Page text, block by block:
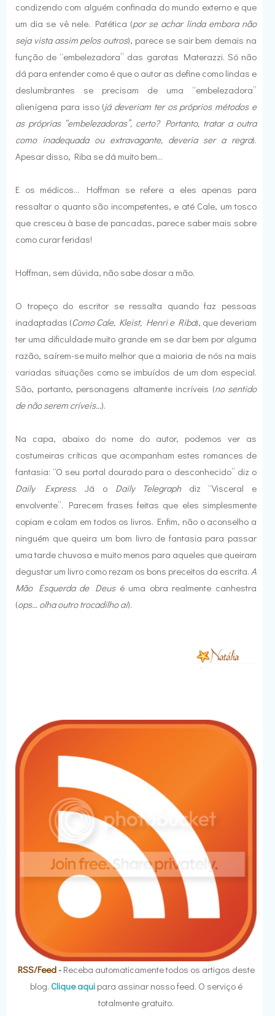
condizendo com alguém confinada do mundo externo e que
um dia se vê nele. Patética (por se achar linda embora não
seja vista assim pelos outros), parece se sair bem demais na
função de “embelezadora” das garotas Materazzi. Só não
dá para entender como é que o autor as define como lindas e
deslumbrantes se precisam de uma “embelezadora”
alienígena para isso (já deveriam ter os próprios métodos e
as próprias “embelezadoras”, certo? Portanto, tratar a outra
como inadequada ou extravagante, deveria ser a regra).
Apesar disso, Riba se dá muito bem...
E os médicos... Hoffman se refere a eles apenas para
ressaltar o quanto são incompetentes, e até Cale, um tosco
que cresceu à base de pancadas, parece saber mais sobre
como curar feridas!
Hoffman, sem dúvida, não sabe dosar a mão.
O tropeço do escritor se ressalta quando faz pessoas
inadaptadas (Como Cale, Kleist, Henri e Riba), que deveriam
ter uma dificuldade muito grande em se dar bem por alguma
razão, saírem-se muito melhor que a maioria de nós na mais
variadas situações como se imbuídos de um dom especial.
São, portanto, personagens altamente incríveis (no sentido
de não serem críveis...).
Na capa, abaixo do nome do autor, podemos ver as
costumeiras críticas que acompanham estes romances de
fantasia: “O seu portal dourado para o desconhecido” diz o
Daily Express. Já o Daily Telegraphdiz “Visceral e
envolvente”. Parecem frases feitas que eles simplesmente
copiam e colam em todos os livros. Enfim, não o aconselho a
ninguém que queira um bom livro de fantasia para passar
uma tarde chuvosa e muito menos para aqueles que queiram
degustar um livro como rezam os bons preceitos da escrita. A
Mão Esquerda de Deusé uma obra realmente canhestra
(ops... olha outro trocadilho aí).
RSS/Feed- Receba automaticamente todos os artigos deste
blog. Clique aquipara assinar nosso feed. O serviço é
totalmente gratuito.